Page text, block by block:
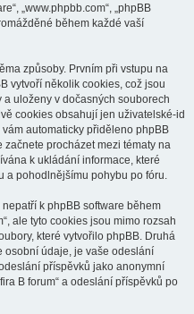
„www.phpbb.com“, „phpBB
během každé vaší
způsoby. Prvním při vstupu na
vytvoří několik cookies, což jsou
uloženy v dočasných souborech
cookies obsahují jen uživatelské-id
automaticky přiděleno phpBB
začnete procházet mezi tématy na
k ukládání informace, které
a pohodlnějšímu pohybu po fóru.
k phpBB software během
ale tyto cookies jsou mimo rozsah
které vytvořilo phpBB. Druhá
osobní údaje, je vaše odeslání
příspěvků jako anonymní
B forum“ a odeslání příspěvků po